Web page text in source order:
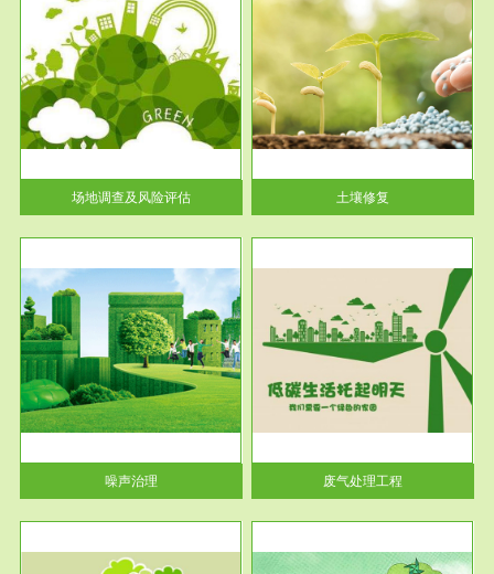
场地调查及风险评估
服务范围
土壤修复
土壤修复
噪声治理
服务范围
废气处理工程
废气处理工程